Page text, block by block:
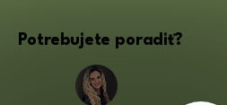
Potrebujete poradiť?